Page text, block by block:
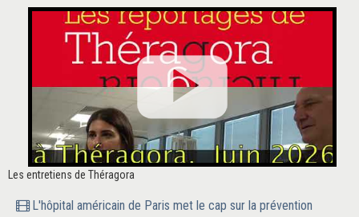
Les entretiens de Théragora
L'hôpital américain de Paris met le cap sur la prévention